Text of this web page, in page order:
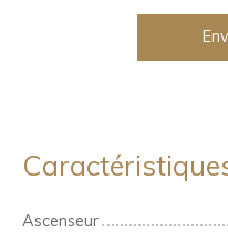
Ascenseur